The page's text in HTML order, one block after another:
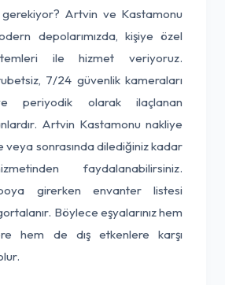
Artvin ve Kastamonu
depolarımızda, kişiye özel
ile hizmet veriyoruz.
7/24 güvenlik kameraları
periyodik olarak ilaçlanan
Artvin Kastamonu nakliye
veya sonrasında dilediğiniz kadar
faydalanabilirsiniz.
girerken envanter listesi
Böylece eşyalarınız hem
hem de dış etkenlere karşı